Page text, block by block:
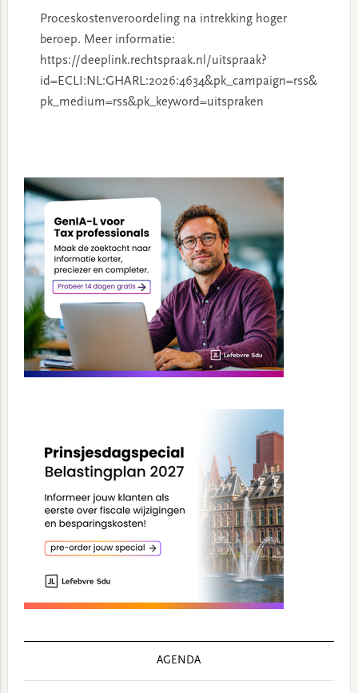
Proceskostenveroordeling na intrekking hoger
beroep. Meer informatie:
https://deeplink.rechtspraak.nl/uitspraak?
id=ECLI:NL:GHARL:2026:4634&pk_campaign=rss&
pk_medium=rss&pk_keyword=uitspraken
Sidebar
AGENDA